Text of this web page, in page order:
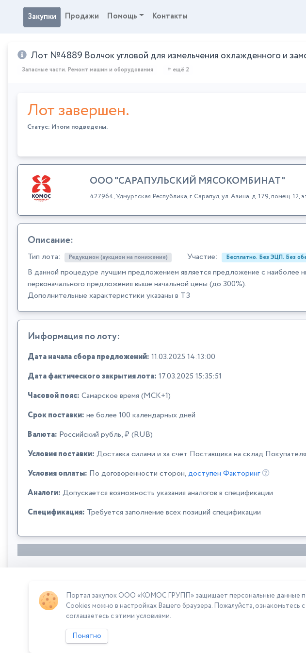
Закупки Продажи Помощь Контакты
Лот №4889 Волчок угловой для измельчения охлажденного и
Запасные части. Ремонт машин и оборудования + ещё 2
Лот завершен.
Статус: Итоги подведены.
ООО "САРАПУЛЬСКИЙ МЯСОКОМБИНАТ"
427964, Удмуртская Республика, г. Сарапул, ул. Азина, д. 179, помещ.
Описание:
Тип лота: Редукцион (аукцион на понижение) Участие: Бесплатно. Без ЭЦП. Без
В данной процедуре лучшим предложением является предложение с наиболее
первоначального предложения выше начальной цены (до 300%).
Дополнительные характеристики указаны в ТЗ
Информация по лоту:
Дата начала сбора предложений: 11.03.2025 14:13:00
Дата фактического закрытия лота: 17.03.2025 15:35:51
Часовой пояс: Самарское время (МСК+1)
Срок поставки: не более 100 календарных дней
Валюта: Российский рубль, ₽ (RUB)
Условия поставки: Доставка силами и за счет Поставщика на склад
Условия оплаты: По договоренности сторон,доступен Факторинг
Аналоги: Допускается возможность указания аналогов в спецификации
Спецификация: Требуется заполнение всех позиций спецификации
Сумма лота: 9 000 000,00 ₽
Портал закупок ООО «КОМОС ГРУПП» защищает персональные данные
Cookies можно в настройках Вашего браузера. Пожалуйста, ознакомьтесь с
соглашаетесь с этими условиями.
Понятно